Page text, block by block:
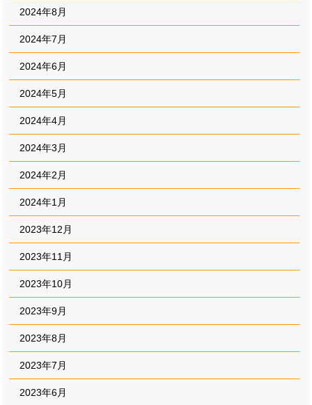
2024年8月
2024年7月
2024年6月
2024年5月
2024年4月
2024年3月
2024年2月
2024年1月
2023年12月
2023年11月
2023年10月
2023年9月
2023年8月
2023年7月
2023年6月